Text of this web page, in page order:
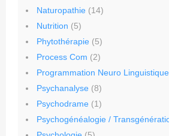
Naturopathie (14)
Nutrition (5)
Phytothérapie (5)
Process Com (2)
Programmation Neuro
Psychanalyse (8)
Psychodrame (1)
Psychogénéalogie /